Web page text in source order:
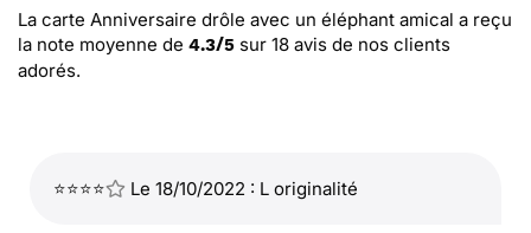
La carte Anniversaire drôle avec un éléphant amical a reçu
la note moyenne de 4.3/5 sur 18 avis de nos clients
adorés.
⭐⭐⭐⭐ Le 18/10/2022 : L originalité